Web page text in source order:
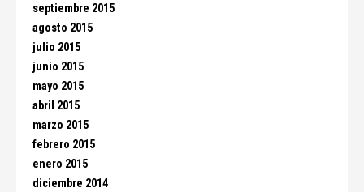
septiembre 2015
agosto 2015
julio 2015
junio 2015
mayo 2015
abril 2015
marzo 2015
febrero 2015
enero 2015
diciembre 2014